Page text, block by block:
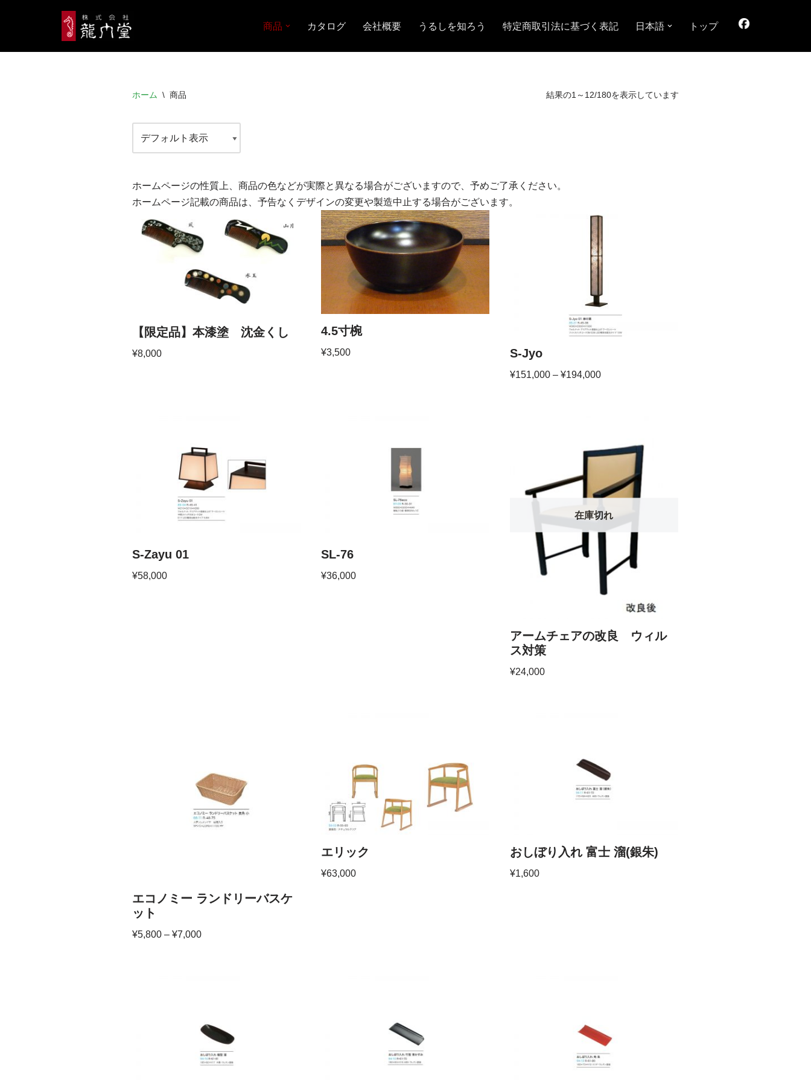
ン
商品 カタログ 会社概要 うるしを知ろう 特定商取引法に基づく表記 日本語 トップ
ホーム \ 商品 結果の1～12/180を表示しています
ホームページの性質上、商品の色などが実際と異なる場合がございますので、予めご了承ください。
ホームページ記載の商品は、予告なくデザインの変更や製造中止する場合がございます。
【限定品】本漆塗 沈金くし
¥8,000
4.5寸椀
¥3,500 S-Jyo
¥151,000 –¥194,000
S-Zayu 01
¥58,000
SL-76
¥36,000
在庫切れ
アームチェアの改良 ウィル
ス対策
¥24,000
エコノミー ランドリーバスケ
ット
¥5,800 – ¥7,000
エリック
¥63,000
おしぼり入れ 富士 溜(銀朱)
¥1,600